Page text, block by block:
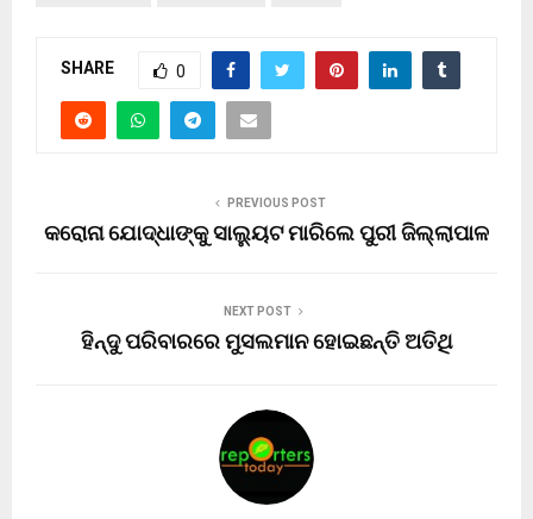
SHARE 0
PREVIOUS POST
କରୋନା ଯୋଦ୍ଧାଙ୍କୁ ସାଲ୍ୟୁଟ ମାରିଲେ ପୁରୀ ଜିଲ୍ଲାପାଳ
NEXT POST
ହିନ୍ଦୁ ପରିବାରରେ ମୁସଲମାନ ହୋଇଛନ୍ତି ଅତିଥି